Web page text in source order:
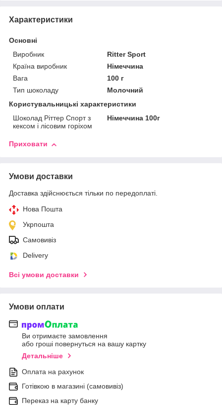
Характеристики
Основні
Виробник
Ritter Sport
Країна виробник
Німеччина
Вага
100 г
Тип шоколаду
Молочний
Користувальницькі характеристики
Шоколад Ріттер Спорт з
кексом і лісовим горіхом
Німеччина 100г
Приховати
Умови доставки
Доставка здійснюється тільки по передоплаті.
Нова Пошта
Укрпошта
Самовивіз
Delivery
Всі умови доставки
Умови оплати
Ви отримаєте замовлення
або гроші повернуться на вашу картку
Детальніше
Оплата на рахунок
Готівкою в магазині (самовивіз)
Переказ на карту банку